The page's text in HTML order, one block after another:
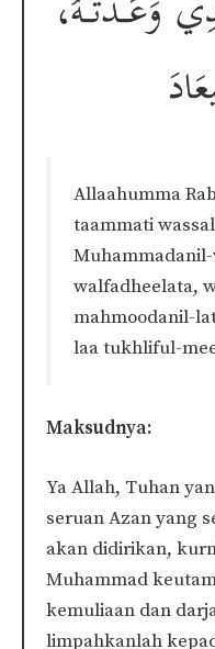
Allaahumma
taammati
walfadheelata,
mahmoodanil-
laa tukhliful-
Maksudnya:
Ya Allah, Tuhan
seruan Azan yang
akan didirikan,
Muhammad
kemuliaan dan
limpahkanlah